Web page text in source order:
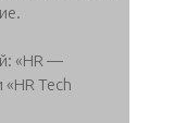
«HR —
Tech